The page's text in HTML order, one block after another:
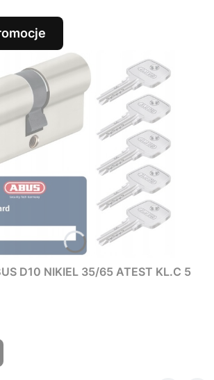
D10 NIKIEL 35/65 ATEST KL.C 5